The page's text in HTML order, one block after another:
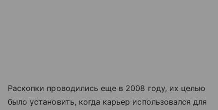
Раскопки проводились еще в 2008 году, их целью
было установить, когда карьер использовался для